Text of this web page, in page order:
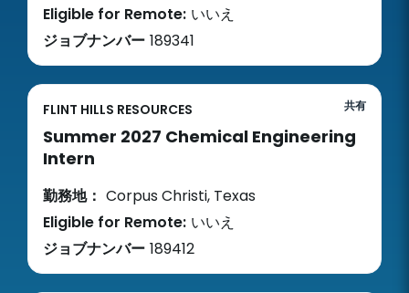
Eligible for Remote: いいえ
ジョブナンバー 189341
FLINT HILLS RESOURCES 共有
Summer 2027 Chemical Engineering
Intern
勤務地： Corpus Christi, Texas
Eligible for Remote: いいえ
ジョブナンバー 189412